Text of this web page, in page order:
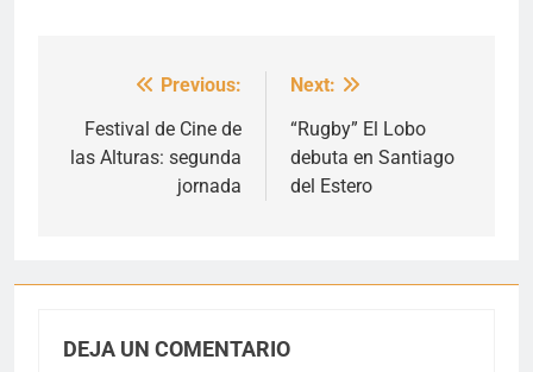
Navegación
de
Previous:
Festival de Cine de
las Alturas: segunda
jornada
Next:
“Rugby” El Lobo
debuta en Santiago
del Estero
DEJA UN COMENTARIO